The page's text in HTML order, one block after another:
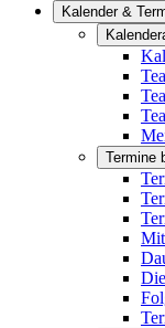
Kalender &
Termine